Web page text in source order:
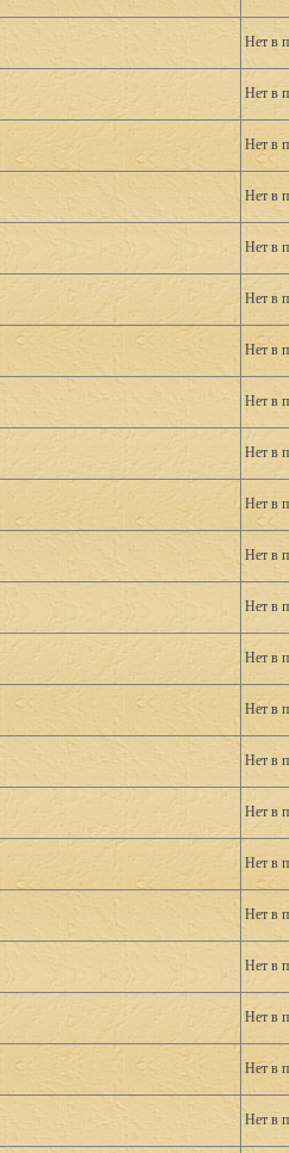
Нет в
Нет в
Нет в
Нет в
Нет в
Нет в
Нет в
Нет в
Нет в
Нет в
Нет в
Нет в
Нет в
Нет в
Нет в
Нет в
Нет в
Нет в
Нет в
Нет в
Нет в
Нет в